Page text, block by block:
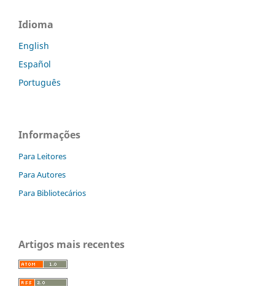
Idioma
English
Español
Português
Informações
Para Leitores
Para Autores
Para Bibliotecários
Artigos mais recentes